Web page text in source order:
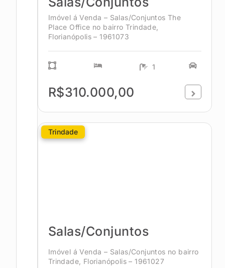
Imóvel á Venda – Salas/Conjuntos The
Place Office no bairro Trindade,
Florianópolis – 1961073
1
R$310.000,00
Trindade
Salas/Conjuntos
Imóvel á Venda – Salas/Conjuntos no bairro
Trindade, Florianópolis – 1961027